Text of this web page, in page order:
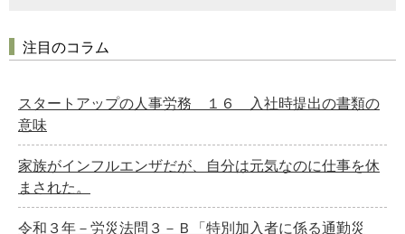
注目のコラム
スタートアップの人事労務 １６ 入社時提出の書類の
意味
家族がインフルエンザだが、自分は元気なのに仕事を休
まされた。
令和３年－労災法問３－Ｂ「特別加入者に係る通勤災